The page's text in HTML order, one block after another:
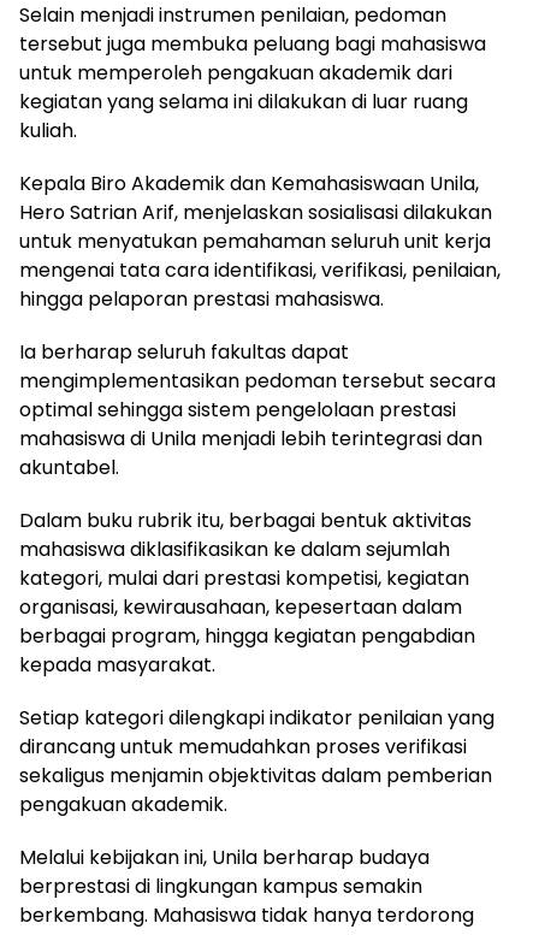
Selain menjadi instrumen penilaian, pedoman
tersebut juga membuka peluang bagi mahasiswa
untuk memperoleh pengakuan akademik dari
kegiatan yang selama ini dilakukan di luar ruang
kuliah.
Kepala Biro Akademik dan Kemahasiswaan Unila,
Hero Satrian Arif, menjelaskan sosialisasi dilakukan
untuk menyatukan pemahaman seluruh unit kerja
mengenai tata cara identifikasi, verifikasi, penilaian,
hingga pelaporan prestasi mahasiswa.
Ia berharap seluruh fakultas dapat
mengimplementasikan pedoman tersebut secara
optimal sehingga sistem pengelolaan prestasi
mahasiswa di Unila menjadi lebih terintegrasi dan
akuntabel.
Dalam buku rubrik itu, berbagai bentuk aktivitas
mahasiswa diklasifikasikan ke dalam sejumlah
kategori, mulai dari prestasi kompetisi, kegiatan
organisasi, kewirausahaan, kepesertaan dalam
berbagai program, hingga kegiatan pengabdian
kepada masyarakat.
Setiap kategori dilengkapi indikator penilaian yang
dirancang untuk memudahkan proses verifikasi
sekaligus menjamin objektivitas dalam pemberian
pengakuan akademik.
Melalui kebijakan ini, Unila berharap budaya
berprestasi di lingkungan kampus semakin
berkembang. Mahasiswa tidak hanya terdorong